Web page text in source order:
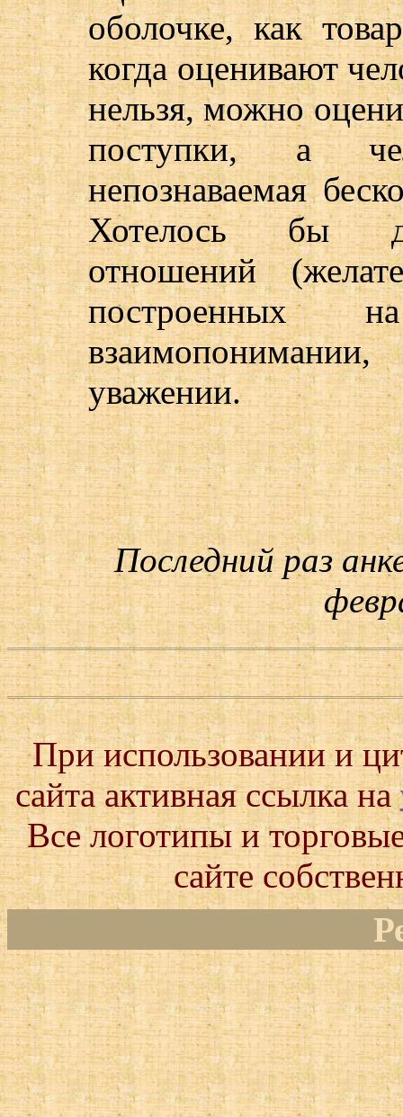
оболочке, как
когда оценивают
нельзя, можно
поступки, а
непознаваемая
Хотелось бы
отношений
построенных
уважении.
Последний раз
При использовании и
сайта активная ссылка на
Все логотипы и
сайте